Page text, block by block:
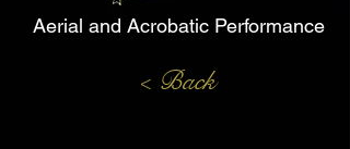
Aerial and Acrobatic Performance
< Back